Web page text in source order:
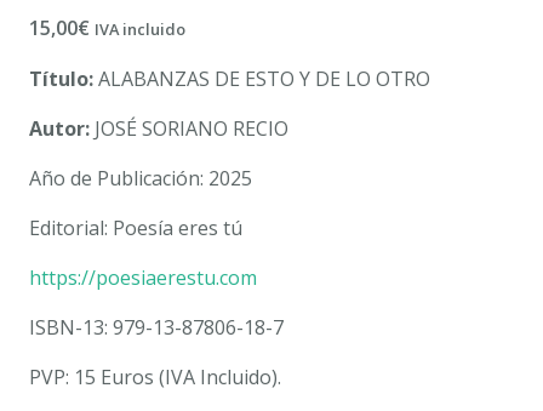
15,00€ IVA incluido
Título:ALABANZAS DE ESTO Y DE LO OTRO
Autor: JOSÉ SORIANO RECIO
Año de Publicación: 2025
Editorial: Poesía eres tú
https://poesiaerestu.com
ISBN-13: 979-13-87806-18-7
PVP: 15 Euros (IVA Incluido).